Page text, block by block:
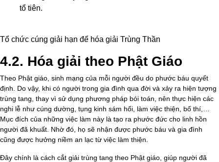
tổ tiên.
Tổ chức cúng giải hạn để hóa giải Trùng Thần
4.2. Hóa giải theo Phật Giáo
Theo Phật giáo, sinh mạng của mỗi người đều do phước báu quyết
định. Do vậy, khi có người trong gia đình qua đời và xảy ra hiện tượng
trùng tang, thay vì sử dụng phương pháp bói toán, nên thực hiện các
nghi lễ như cúng dường, tụng kinh sám hối, làm việc thiện, bố thí,…
Mục đích của những việc làm này là tạo ra phước đức cho linh hồn
người đã khuất. Nhờ đó, họ sẽ nhận được phước báu và gia đình
cũng được hưởng niềm an lạc từ việc làm thiện.
Đây chính là cách cắt giải trùng tang theo Phật giáo, giúp người đã